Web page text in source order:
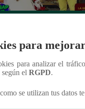
ante la emoción de su
para
para analizar el
según el RGPD.
se utilizan tus datos